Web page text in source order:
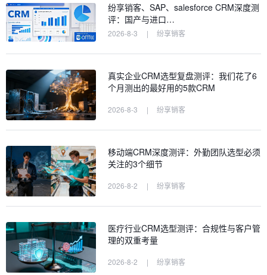
纷享销客、SAP、salesforce CRM深度测
评：国产与进口…
2026-8-3 | 纷享销客
真实企业CRM选型复盘测评：我们花了6
个月测出的最好用的5款CRM
2026-8-3 | 纷享销客
移动端CRM深度测评：外勤团队选型必须
关注的3个细节
2026-8-2 | 纷享销客
医疗行业CRM选型测评：合规性与客户管
理的双重考量
2026-8-2 | 纷享销客